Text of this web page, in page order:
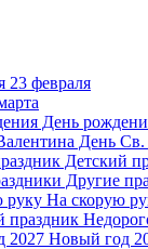
23 февраля
День
День Св.
Детский
Другие
На скорую
Новый год